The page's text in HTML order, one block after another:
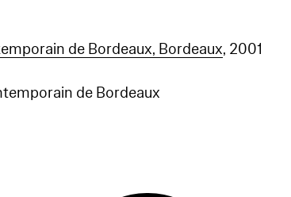
de Bordeaux, Bordeaux, 2001
de Bordeaux